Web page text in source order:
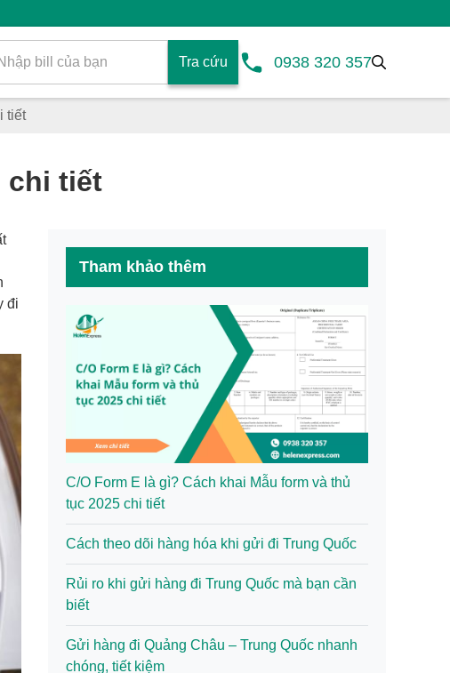
Tra cứu 0938 320 357
tiết
chi tiết
đi
Tham khảo thêm
C/O Form E là gì? Cách khai Mẫu form và thủ
tục 2025 chi tiết
Cách theo dõi hàng hóa khi gửi đi Trung Quốc
Rủi ro khi gửi hàng đi Trung Quốc mà bạn cần
biết
Gửi hàng đi Quảng Châu – Trung Quốc nhanh
chóng, tiết kiệm